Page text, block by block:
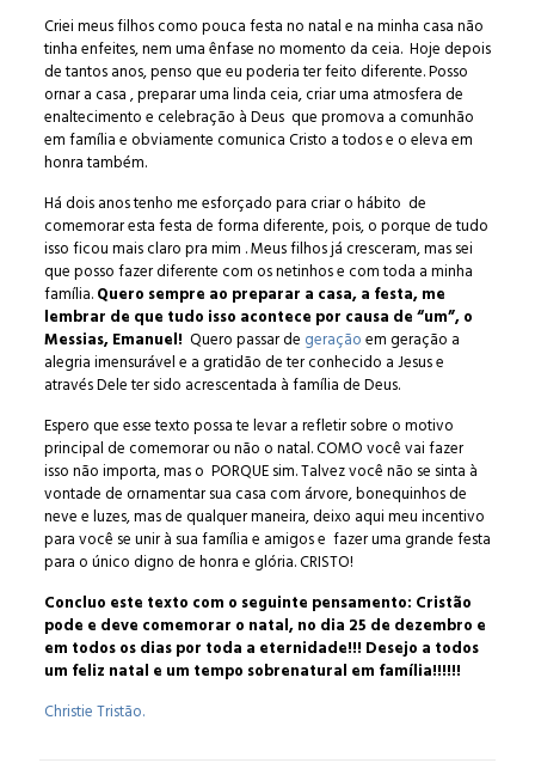
Criei meus filhos como pouca festa no natal e na minha casa não
tinha enfeites, nem uma ênfase no momento da ceia. Hoje depois
de tantos anos, penso que eu poderia ter feito diferente. Posso
ornar a casa , preparar uma linda ceia, criar uma atmosfera de
enaltecimento e celebração à Deus que promova a comunhão
em família e obviamente comunica Cristo a todos e o eleva em
honra também.
Há dois anos tenho me esforçado para criar o hábito de
comemorar esta festa de forma diferente, pois, o porque de tudo
isso ficou mais claro pra mim . Meus filhos já cresceram, mas sei
que posso fazer diferente com os netinhos e com toda a minha
família.Quero sempre ao preparar a casa, a festa, me
lembrar de que tudo isso acontece por causa de “um”, o
Messias, Emanuel! Quero passar de geraçãoem geração a
alegria imensurável e a gratidão de ter conhecido a Jesus e
através Dele ter sido acrescentada à família de Deus.
Espero que esse texto possa te levar a refletir sobre o motivo
principal de comemorar ou não o natal. COMO você vai fazer
isso não importa, mas o PORQUE sim. Talvez você não se sinta à
vontade de ornamentar sua casa com árvore, bonequinhos de
neve e luzes, mas de qualquer maneira, deixo aqui meu incentivo
para você se unir à sua família e amigos e fazer uma grande festa
para o único digno de honra e glória. CRISTO!
Concluo este texto com o seguinte pensamento: Cristão
pode e deve comemorar o natal, no dia 25 de dezembro e
em todos os dias por toda a eternidade!!! Desejo a todos
um feliz natal e um tempo sobrenatural em família!!!!!!
Christie Tristão.